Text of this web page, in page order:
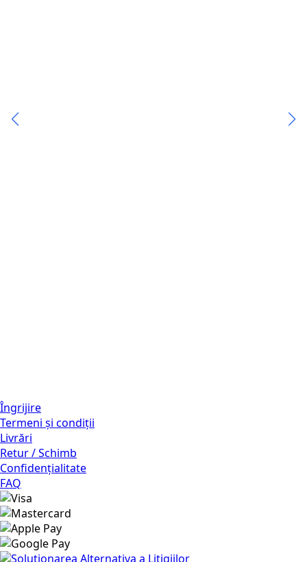
Îngrijire
Termeni și condiții
Livrări
Retur / Schimb
Confidențialitate
FAQ